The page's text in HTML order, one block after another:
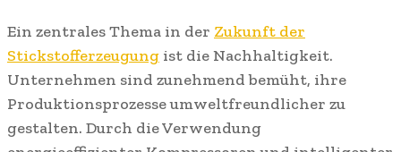
Ein zentrales Thema in der Zukunft der
Stickstofferzeugung ist die Nachhaltigkeit.
Unternehmen sind zunehmend bemüht, ihre
Produktionsprozesse umweltfreundlicher zu
gestalten. Durch die Verwendung